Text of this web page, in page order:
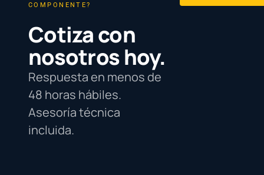
COMPONENTE?
Cotiza con
nosotros hoy.
Respuesta en menos de
48 horas hábiles.
Asesoría técnica
incluida.